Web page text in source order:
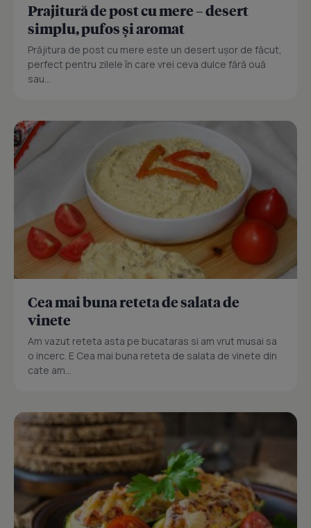
Prajitură de post cu mere – desert
simplu, pufos și aromat
Prăjitura de post cu mere este un desert ușor de făcut,
perfect pentru zilele în care vrei ceva dulce fără ouă
sau...
Cea mai buna reteta de salata de
vinete
Am vazut reteta asta pe bucataras si am vrut musai sa
o incerc. E Cea mai buna reteta de salata de vinete din
cate am...